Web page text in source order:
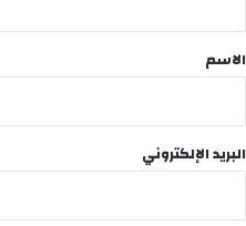
*
الاسم
البريد الإلكتروني